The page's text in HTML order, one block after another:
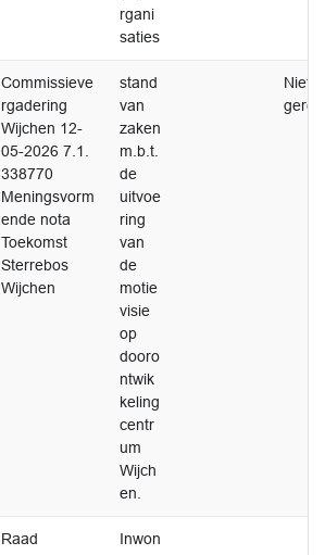
rgani
saties
Commissieve
rgadering
Wijchen 12-
05-2026 7.1.
338770
Meningsvorm
ende nota
Toekomst
Sterrebos
Wijchen
stand
van
zaken
m.b.t.
de
uitvoe
ring
van
de
motie
visie
op
dooro
ntwik
keling
centr
um
Wijch
en.
Niet
Raad
Inwon